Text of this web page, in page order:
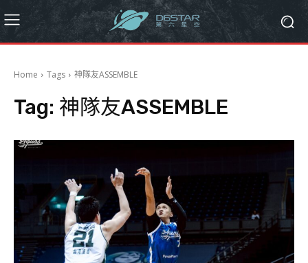
Home Tags 神隊友ASSEMBLE
Tag: 神隊友ASSEMBLE